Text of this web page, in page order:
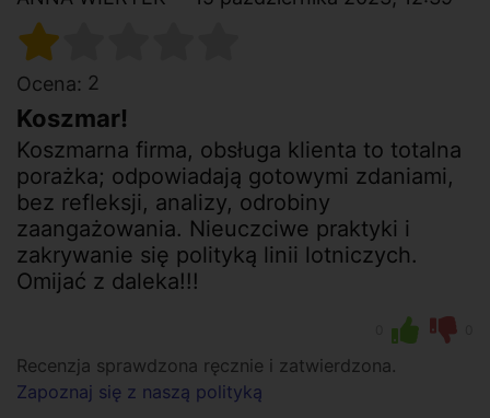
Ocena: 2
Koszmar!
Koszmarna firma, obsługa klienta to totalna
porażka; odpowiadają gotowymi zdaniami,
bez refleksji, analizy, odrobiny
zaangażowania. Nieuczciwe praktyki i
zakrywanie się polityką linii lotniczych.
Omijać z daleka!!!
Recenzja sprawdzona ręcznie i zatwierdzona.
Zapoznaj się z naszą polityką